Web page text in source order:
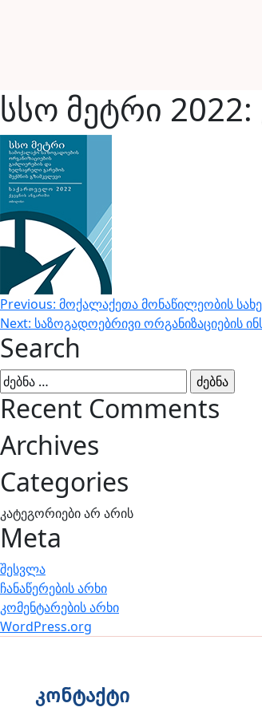
სსო მეტრი 2022:
პოსტის
ნავიგაცია
Previous: მოქალაქეთა მონაწილეობის
Next: საზოგადოებრივი ორგანიზაციების
Search
ძებნა:
Recent Comments
Archives
Categories
კატეგორიები არ არის
Meta
შესვლა
ჩანაწერების არხი
კომენტარების არხი
WordPress.org
კონტაქტი